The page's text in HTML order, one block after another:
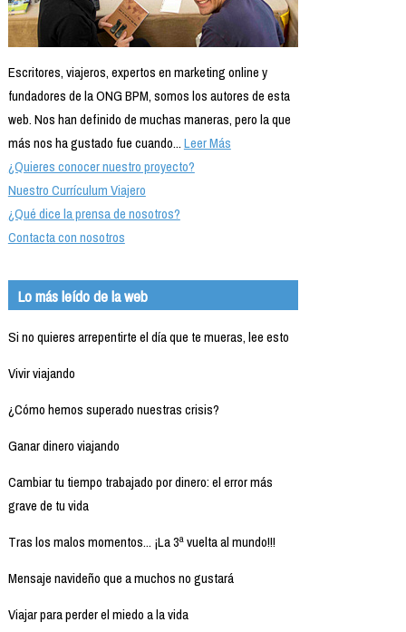
Escritores, viajeros, expertos en marketing online y
fundadores de la ONG BPM, somos los autores de esta
web. Nos han definido de muchas maneras, pero la que
más nos ha gustado fue cuando...Leer Más
¿Quieres conocer nuestro proyecto?
Nuestro Currículum Viajero
¿Qué dice la prensa de nosotros?
Contacta con nosotros
Lo más leído de la web
Si no quieres arrepentirte el día que te mueras, lee esto
Vivir viajando
¿Cómo hemos superado nuestras crisis?
Ganar dinero viajando
Cambiar tu tiempo trabajado por dinero: el error más
grave de tu vida
Tras los malos momentos... ¡La 3ª vuelta al mundo!!!
Mensaje navideño que a muchos no gustará
Viajar para perder el miedo a la vida